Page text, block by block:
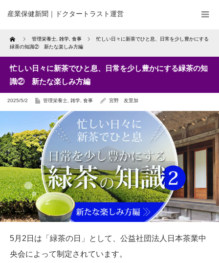
産業保健新聞｜ドクタートラスト運営
Home 管理栄養士 雑学 食事
忙しい日々に新茶でひと息、日常を少し豊かにする
緑茶の知識② 新たな楽しみ方編
忙しい日々に新茶でひと息、日常を少し豊かにする緑茶の知
識② 新たな楽しみ方編
2025/5/2 管理栄養士 雑学 食事 宮野 友里加
5月2日は「緑茶の日」として、公益社団法人日本茶業中
央会によって制定されています。